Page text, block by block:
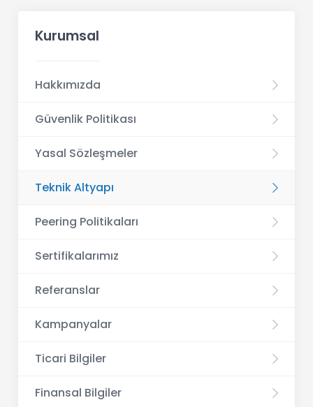
Kurumsal
Hakkımızda
Güvenlik Politikası
Yasal Sözleşmeler
Teknik Altyapı
Peering Politikaları
Sertifikalarımız
Referanslar
Kampanyalar
Ticari Bilgiler
Finansal Bilgiler